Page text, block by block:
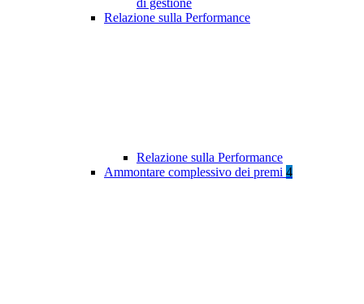
di gestione
Relazione sulla Performance
Relazione sulla Performance
Ammontare complessivo dei premi 4